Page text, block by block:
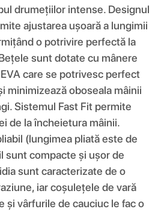
drumețiilor intense. Designul
ajustarea ușoară a lungimii
o potrivire perfectă la
sunt dotate cu mânere
care se potrivesc perfect
minimizează oboseala mâinii
Sistemul Fast Fit permite
de la încheietura mâinii.
(lungimea pliată este de
sunt compacte și ușor de
sunt caracterizate de o
iar coșulețele de vară
și vârfurile de cauciuc le fac o